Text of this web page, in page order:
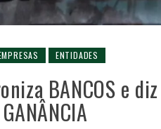
ENTIDADES
BANCOS e